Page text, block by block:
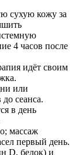
сухую кожу за
4 часов после
идёт своим
или
сеанса.
в день
массаж
первый день.
D, белок) и